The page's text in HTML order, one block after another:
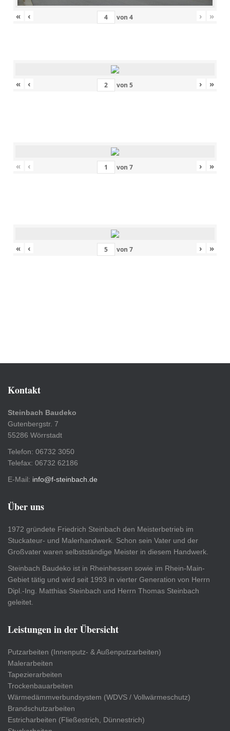
« ‹ von 4 › »
« ‹ von 5 › »
« ‹ von 7 › »
« ‹ von 7 › »
Kontakt
Steinbach Baudeko
Gutenbergstr. 7
55286 Wörrstadt
Telefon: 06732 3050
Telefax: 06732 62186
E-Mail: info@f-steinbach.de
Über uns
1972 gründete Friedrich Steinbach den Meisterbetrieb im
Stuckateur- und Malerhandwerk. Schon sein Vater und der
Großvater waren selbstständige Meister in diesem Handwerk.
Steinbach Baudeko ist in Rheinhessen sowie im Rhein-Main-
Gebiet tätig und wird seit 1993 in vierter Generation von Herrn
Dipl.-Ing. Matthias Steinbach und Herrn Thomas Steinbach
geleitet.
Leistungen in der Übersicht
Putzarbeiten (Innenputz- & Außenputzarbeiten)
Malerarbeiten
Tapezierarbeiten
Trockenbauarbeiten
Wärmedämmverbundsystem (WDVS / Vollwärmeschutz)
Brandschutzarbeiten
Estricharbeiten (Fließestrich, Dünnestrich)